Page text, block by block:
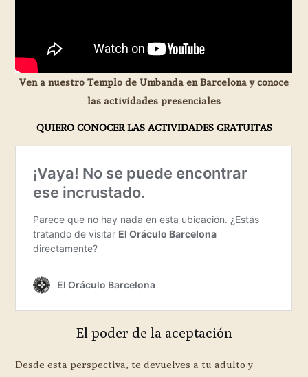
Ven a nuestro Templo de Umbanda en Barcelona y conoce
las actividades presenciales
QUIERO CONOCER LAS ACTIVIDADES GRATUITAS
El poder de la aceptación
Desde esta perspectiva, te devuelves a tu adulto y